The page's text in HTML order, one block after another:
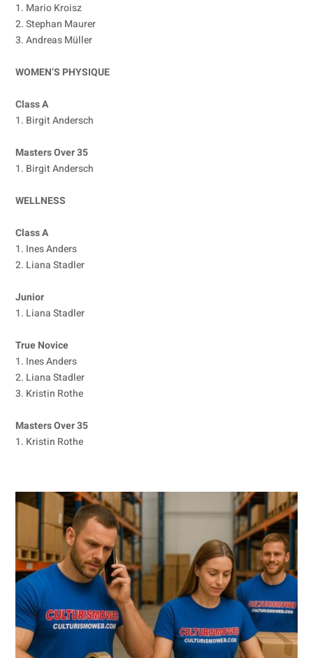
1. Mario Kroisz
2. Stephan Maurer
3. Andreas Müller
WOMEN’S PHYSIQUE
Class A
1. Birgit Andersch
Masters Over 35
1. Birgit Andersch
WELLNESS
Class A
1. Ines Anders
2. Liana Stadler
Junior
1. Liana Stadler
True Novice
1. Ines Anders
2. Liana Stadler
3. Kristin Rothe
Masters Over 35
1. Kristin Rothe